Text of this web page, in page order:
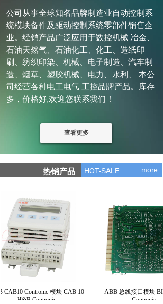
公司从事全球知名品牌制造业自动控制系
统模块备件及驱动控制系统零部件销售企
业。经销产品广泛应用于数控机械 冶金、
石油天然气、石油化工、化工、造纸印
刷、纺织印染、机械、电子制造、汽车制
造、烟草、塑胶机械、电力、水利、 本公
司经营各种电工电气 工控品牌产品。库存
多，价格好,欢迎您联系我们！
查看更多
more
热销产品 HOT-SALE
Contronic 模块 CAB 10
H&B Contronic
ABB 总线接口模块
Contronic